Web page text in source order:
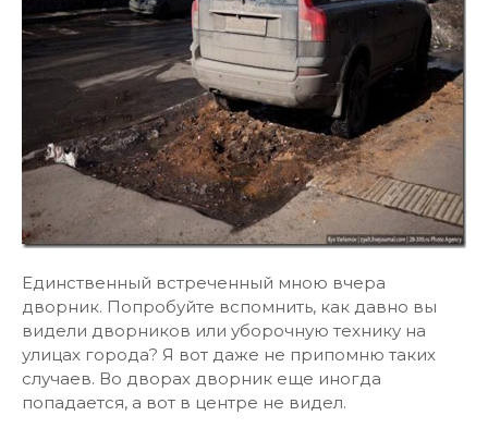
Единственный встреченный мною вчера
дворник. Попробуйте вспомнить, как давно вы
видели дворников или уборочную технику на
улицах города? Я вот даже не припомню таких
случаев. Во дворах дворник еще иногда
попадается, а вот в центре не видел.